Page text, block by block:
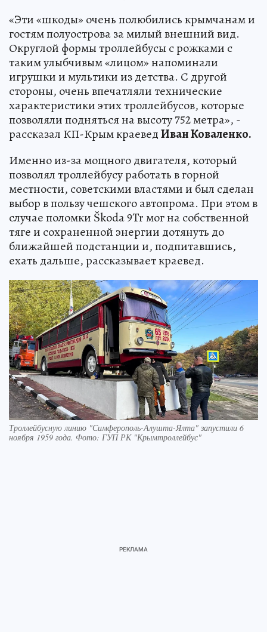
«Эти «шкоды» очень полюбились крымчанам и
гостям полуострова за милый внешний вид.
Округлой формы троллейбусы с рожками с
таким улыбчивым «лицом» напоминали
игрушки и мультики из детства. С другой
стороны, очень впечатляли технические
характеристики этих троллейбусов, которые
позволяли подняться на высоту 752 метра», -
рассказал КП-Крым краеведИван Коваленко.
Именно из-за мощного двигателя, который
позволял троллейбусу работать в горной
местности, советскими властями и был сделан
выбор в пользу чешского автопрома. При этом в
случае поломки Škoda 9Tr мог на собственной
тяге и сохраненной энергии дотянуть до
ближайшей подстанции и, подпитавшись,
ехать дальше, рассказывает краевед.
Троллейбусную линию "Симферополь-Алушта-Ялта" запустили 6
ноября 1959 года. Фото: ГУП РК "Крымтроллейбус"